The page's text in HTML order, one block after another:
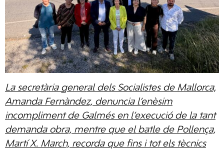
La secretària general dels Socialistes de Mallorca,
Amanda Fernàndez, denuncia l’enèsim
incompliment de Galmés en l’execució de la tant
demanda obra, mentre que el batle de Pollença,
Martí X. March, recorda que fins i tot els tècnics